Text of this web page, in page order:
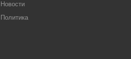
Новости
Политика